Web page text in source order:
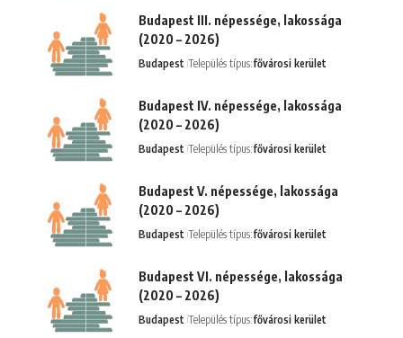
Budapest III. népessége, lakossága
(2020 – 2026)
Budapest Település típus:fővárosi kerület
Budapest IV. népessége, lakossága
(2020 – 2026)
Budapest Település típus:fővárosi kerület
Budapest V. népessége, lakossága
(2020 – 2026)
Budapest Település típus:fővárosi kerület
Budapest VI. népessége, lakossága
(2020 – 2026)
Budapest Település típus:fővárosi kerület